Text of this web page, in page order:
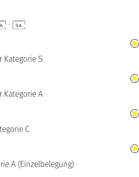
-
S
Kategorie A
C
A (Einzelbelegung)